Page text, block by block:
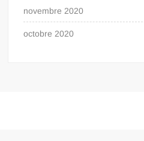
novembre 2020
octobre 2020